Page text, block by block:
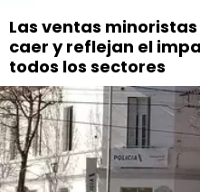
Las ventas
caer y reflejan el
todos los sectores